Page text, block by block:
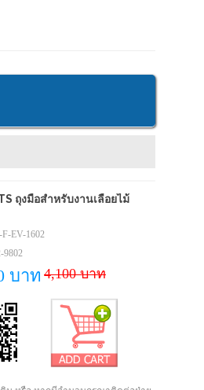
ถุงมือสำหรับงานเลื่อยไม้
F-EV-1602
9802
บาท 4,100 บาท